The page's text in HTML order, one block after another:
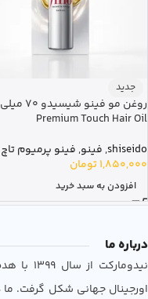
جدید
روغن مو فینو
Premium Touch Hair Oil
shiseido
,فینو,فینو پرمیوم تاچ
1,850,000تومان
افزودن به سبد خرید
درباره ما
اورجینال جهانی شکل گرفت. ما